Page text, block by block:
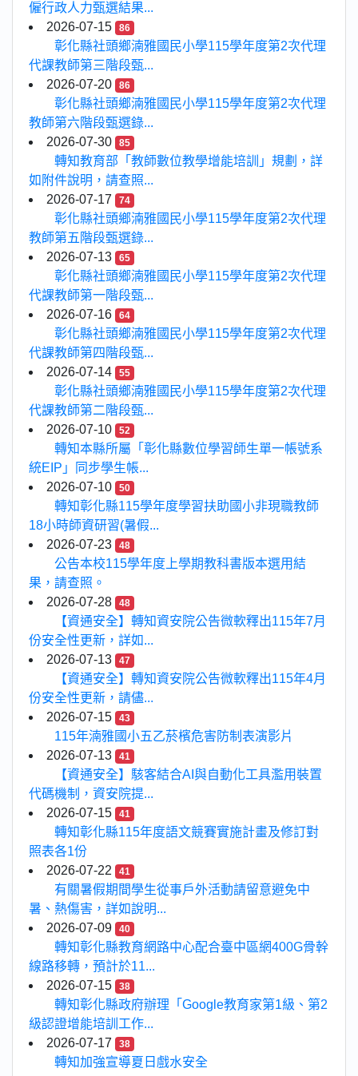
僱行政人力甄選結果...
2026-07-15
86
彰化縣社頭鄉湳雅國民小學115學年度第2次代理
代課教師第三階段甄...
2026-07-20
86
彰化縣社頭鄉湳雅國民小學115學年度第2次代理
教師第六階段甄選錄...
2026-07-30
85
轉知教育部「教師數位教學增能培訓」規劃，詳
如附件說明，請查照...
2026-07-17
74
彰化縣社頭鄉湳雅國民小學115學年度第2次代理
教師第五階段甄選錄...
2026-07-13
65
彰化縣社頭鄉湳雅國民小學115學年度第2次代理
代課教師第一階段甄...
2026-07-16
64
彰化縣社頭鄉湳雅國民小學115學年度第2次代理
代課教師第四階段甄...
2026-07-14
55
彰化縣社頭鄉湳雅國民小學115學年度第2次代理
代課教師第二階段甄...
2026-07-10
52
轉知本縣所屬「彰化縣數位學習師生單一帳號系
統EIP」同步學生帳...
2026-07-10
50
轉知彰化縣115學年度學習扶助國小非現職教師
18小時師資研習(暑假...
2026-07-23
48
公告本校115學年度上學期教科書版本選用結
果，請查照。
2026-07-28
48
【資通安全】轉知資安院公告微軟釋出115年7月
份安全性更新，詳如...
2026-07-13
47
【資通安全】轉知資安院公告微軟釋出115年4月
份安全性更新，請儘...
2026-07-15
43
115年湳雅國小五乙菸檳危害防制表演影片
2026-07-13
41
【資通安全】駭客結合AI與自動化工具濫用裝置
代碼機制，資安院提...
2026-07-15
41
轉知彰化縣115年度語文競賽實施計畫及修訂對
照表各1份
2026-07-22
41
有關暑假期間學生從事戶外活動請留意避免中
暑、熱傷害，詳如說明...
2026-07-09
40
轉知彰化縣教育網路中心配合臺中區網400G骨幹
線路移轉，預計於11...
2026-07-15
38
轉知彰化縣政府辦理「Google教育家第1級、第2
級認證增能培訓工作...
2026-07-17
38
轉知加強宣導夏日戲水安全